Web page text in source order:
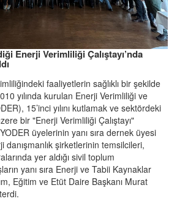
Enerji Verimliliği Çalıştayı’nda
faaliyetlerin sağlıklı bir şekilde
yılında kurulan Enerji Verimliliği ve
15’inci yılını kutlamak ve sektördeki
bir "Enerji Verimliliği Çalıştayı"
üyelerinin yanı sıra dernek üyesi
şirketlerinin temsilcileri,
yer aldığı sivil toplum
yanı sıra Enerji ve Tabii Kaynaklar
Eğitim ve Etüt Daire Başkanı Murat